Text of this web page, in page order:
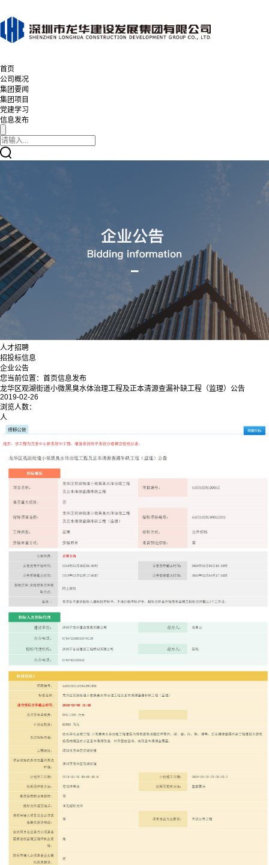
首页
公司概况
集团要闻
集团项目
党建学习
信息发布
人才招聘
招投标信息
企业公告
您当前位置： 首页信息发布
龙华区观湖街道小微黑臭水体治理工程及正本清源查漏补缺工程（监理）公告
2019-02-26
浏览人数：
人